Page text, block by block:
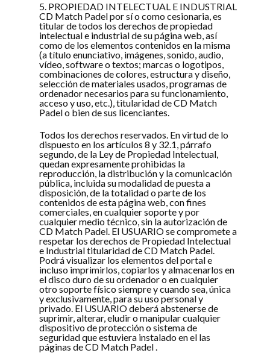
5. PROPIEDAD INTELECTUAL E INDUSTRIAL
CD Match Padel por sí o como cesionaria, es
titular de todos los derechos de propiedad
intelectual e industrial de su página web, así
como de los elementos contenidos en la misma
(a título enunciativo, imágenes, sonido, audio,
vídeo, software o textos; marcas o logotipos,
combinaciones de colores, estructura y diseño,
selección de materiales usados, programas de
ordenador necesarios para su funcionamiento,
acceso y uso, etc.), titularidad de CD Match
Padel o bien de sus licenciantes.
Todos los derechos reservados. En virtud de lo
dispuesto en los artículos 8 y 32.1, párrafo
segundo, de la Ley de Propiedad Intelectual,
quedan expresamente prohibidas la
reproducción, la distribución y la comunicación
pública, incluida su modalidad de puesta a
disposición, de la totalidad o parte de los
contenidos de esta página web, con fines
comerciales, en cualquier soporte y por
cualquier medio técnico, sin la autorización de
CD Match Padel. El USUARIO se compromete a
respetar los derechos de Propiedad Intelectual
e Industrial titularidad de CD Match Padel.
Podrá visualizar los elementos del portal e
incluso imprimirlos, copiarlos y almacenarlos en
el disco duro de su ordenador o en cualquier
otro soporte físico siempre y cuando sea, única
y exclusivamente, para su uso personal y
privado. El USUARIO deberá abstenerse de
suprimir, alterar, eludir o manipular cualquier
dispositivo de protección o sistema de
seguridad que estuviera instalado en el las
páginas de CD Match Padel .